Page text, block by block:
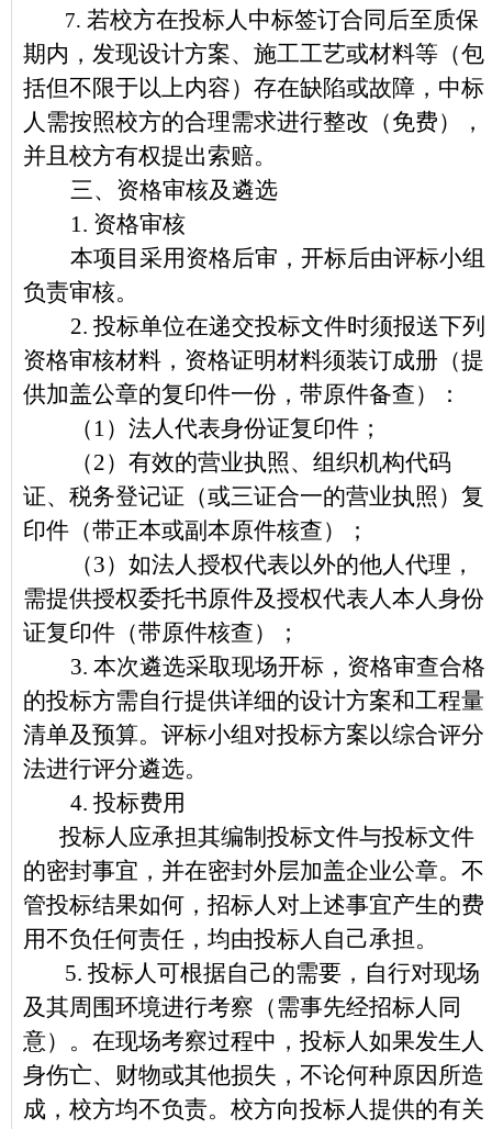
7. 若校方在投标人中标签订合同后至质保
期内，发现设计方案、 施工工艺或材料等（包
括但不限于以上内容） 存在缺陷或故障，中标
人需按照校方的合理需求进行整改（免费）
，
并且校方有权提出索赔。
三、资格审核及遴选
1. 资格审核
本项目采用资格后审，开标后由评标小组
负责审核。
2. 投标单位在递交投标文件时须报送下列
资格审核材料，资格证明材料须装订成册（提
供加盖公章的复印件一份，带原件备查）：
（1）法人代表身份证复印件；
（2）有效的营业执照、组织机构代码
证、税务登记证（或三证合一的营业执照）复
印件（带正本或副本原件核查）；
（3）如法人授权代表以外的他人代理，
需提供授权委托书原件及授权代表人本人身份
证复印件（带原件核查）；
3. 本次遴选采取现场开标，资格审查合格
的投标方需自行提供详细的设计方案和工程量
清单及预算。评标小组对投标方案以综合评分
法进行评分遴选。
4. 投标费用
投标人应承担其编制投标文件与投标文件
的密封事宜，并在密封外层加盖企业公章。不
管投标结果如何，招标人对上述事宜产生的费
用不负任何责任，均由投标人自己承担。
5. 投标人可根据自己的需要，自行对现场
及其周围环境进行考察（需事先经招标人同
意） 。在现场考察过程中，投标人如果发生人
身伤亡、财物或其他损失，不论何种原因所造
成，校方均不负责。校方向投标人提供的有关